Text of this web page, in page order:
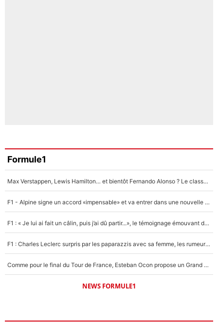
Formule1
Max Verstappen, Lewis Hamilton… et bientôt Fernando Alonso ? Le classement des pilotes les mieux payés en Formule 1 risque de changer !
F1 - Alpine signe un accord «impensable» et va entrer dans une nouvelle dimension : Grande nouvelle pour Pierre Gasly !
F1 : « Je lui ai fait un câlin, puis j’ai dû partir...», le témoignage émouvant de Max Verstappen sur sa fille
F1 : Charles Leclerc surpris par les paparazzis avec sa femme, les rumeurs étaient vraies !
Comme pour le final du Tour de France, Esteban Ocon propose un Grand Prix de Formule 1 à Paris : «Autour de l’Arc de Triomphe, ce serait génial» !
NEWS FORMULE1